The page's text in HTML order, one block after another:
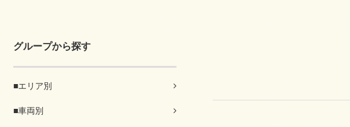
グループから探す
■エリア別
■車両別